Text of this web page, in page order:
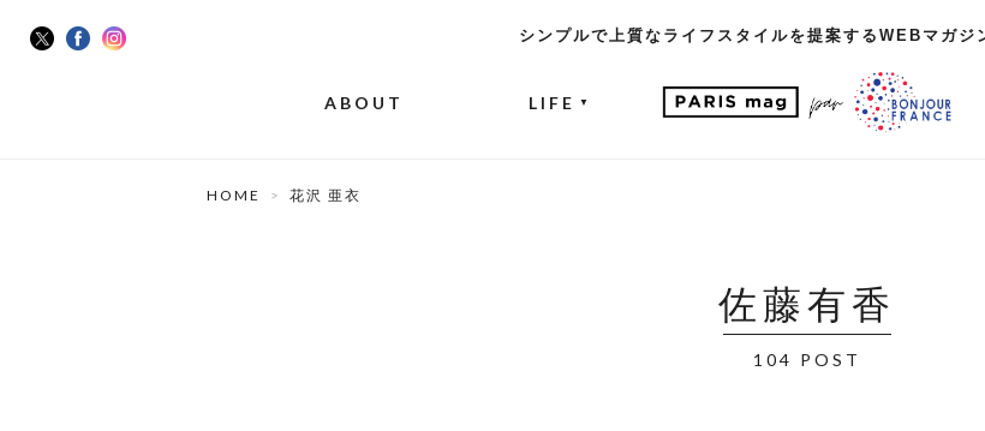
シンプルで上質なライフスタイルを提案するWEBマガジ
ABOUT LIFE ▼
HOME 花沢 亜衣
佐藤有香
104 POST